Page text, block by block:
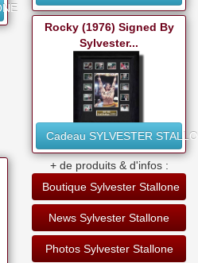
Rocky (1976) Signed By
Sylvester...
Cadeau SYLVESTER
+ de produits & d'infos :
Boutique Sylvester Stallone
News Sylvester Stallone
Photos Sylvester Stallone